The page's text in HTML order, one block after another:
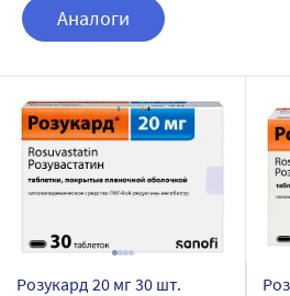
Аналоги
Розукард 20 мг 30 шт.